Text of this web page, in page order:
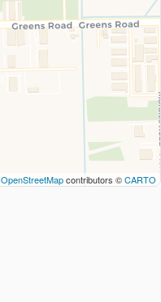
OpenStreetMapcontributors ©CARTO